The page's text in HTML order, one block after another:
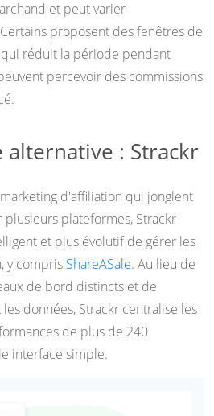
et peut varier
proposent des fenêtres de
réduit la période pendant
percevoir des commissions
: Strackr
d'affiliation qui jonglent
plusieurs plateformes, Strackr
et plus évolutif de gérer les
y compris ShareASale. Au lieu de
de bord distincts et de
données, Strackr centralise les
de plus de 240
interface simple.